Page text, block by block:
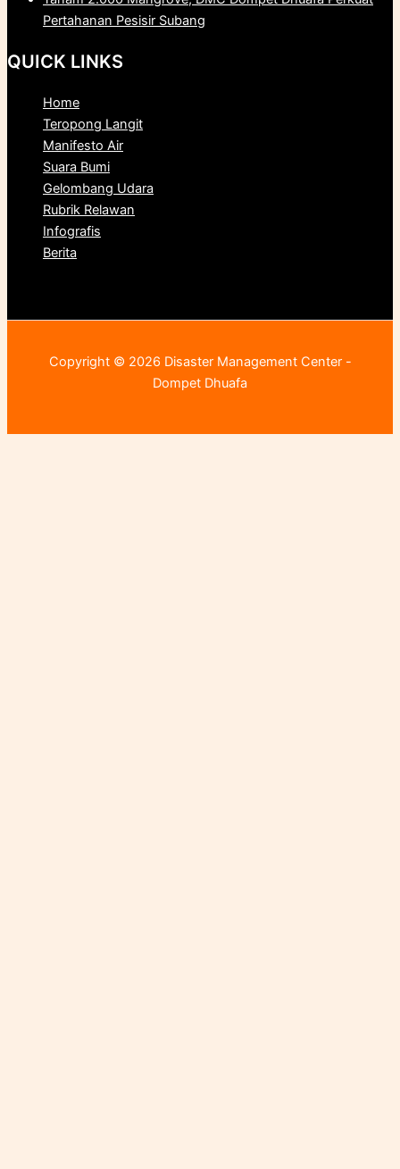
Pertahanan Pesisir Subang
QUICK LINKS
Home
Teropong Langit
Manifesto Air
Suara Bumi
Gelombang Udara
Rubrik Relawan
Infografis
Berita
Copyright © 2026 Disaster Management Center -
Dompet Dhuafa